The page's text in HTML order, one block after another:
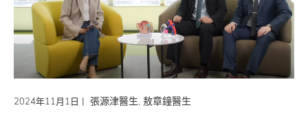
2024年11月1日 | 張源津醫生, 敖章鐘醫生